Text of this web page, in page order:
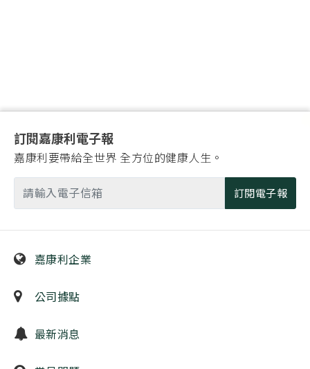
訂閱嘉康利電子報
嘉康利要帶給全世界 全方位的健康人生。
訂閱電子報
嘉康利企業
公司據點
最新消息